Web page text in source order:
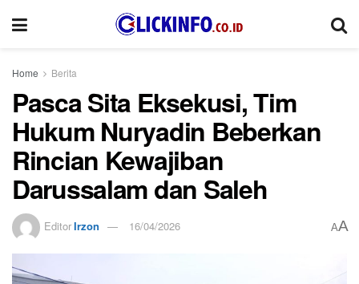
Home Berita
Pasca Sita Eksekusi, Tim
Hukum Nuryadin Beberkan
Rincian Kewajiban
Darussalam dan Saleh
EditorIrzon 16/04/2026 AA